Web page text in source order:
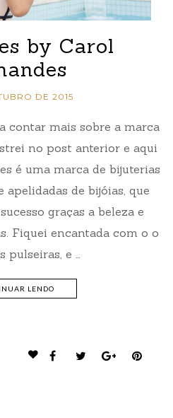
by Carol
DE 2015
contar mais sobre a marca
no post anterior e aqui
é uma marca de bijuterias
de bijóias, que
graças a beleza e
Fiquei encantada com o o
pulseiras, e …
LENDO